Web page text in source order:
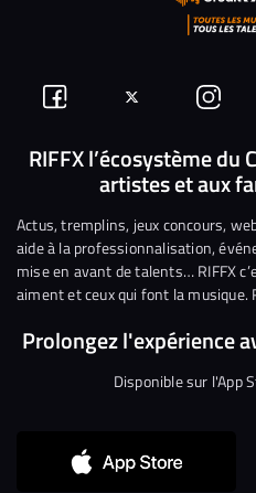
Continuer sans accepter
Suivez-
nous
Facebook
Suivez-
nous
sur
Twitter
Nous
sur
RIFFX l’écosystème
artistes et aux
Actus, tremplins, jeux concours,
aide à la professionnalisation,
mise en avant de talents… RIFFX
aiment et ceux qui font la musique.
Prolongez l'expérience
Disponible sur l'App